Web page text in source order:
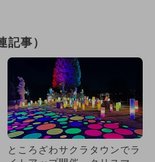
記事）
ところざわサクラタウンでラ